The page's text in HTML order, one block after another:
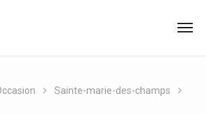
Sainte-marie-des-champs